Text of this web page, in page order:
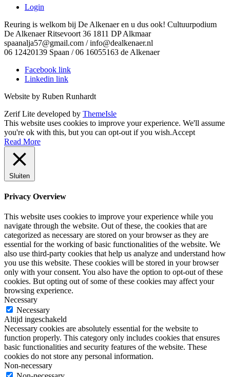
Login
Reuring is welkom bij De Alkenaer en u dus ook! Cultuurpodium
De Alkenaer Ritsevoort 36 1811 DP Alkmaar
spaanalja57@gmail.com / info@dealkenaer.nl
06 12420139 Spaan / 06 16055163 de Alkenaer
Facebook link
Linkedin link
Website by Ruben Runhardt
Zerif Lite developed by ThemeIsle
This website uses cookies to improve your experience. We'll assume
you're ok with this, but you can opt-out if you wish.Accept
Read More
Sluiten
Privacy Overview
This website uses cookies to improve your experience while you
navigate through the website. Out of these, the cookies that are
categorized as necessary are stored on your browser as they are
essential for the working of basic functionalities of the website. We
also use third-party cookies that help us analyze and understand how
you use this website. These cookies will be stored in your browser
only with your consent. You also have the option to opt-out of these
cookies. But opting out of some of these cookies may affect your
browsing experience.
Necessary
Necessary
Altijd ingeschakeld
Necessary cookies are absolutely essential for the website to
function properly. This category only includes cookies that ensures
basic functionalities and security features of the website. These
cookies do not store any personal information.
Non-necessary